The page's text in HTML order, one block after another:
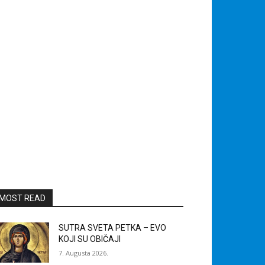
READ
SUTRA SVETA PETKA – EVO
KOJI SU OBIČAJI
7. Augusta 2026.